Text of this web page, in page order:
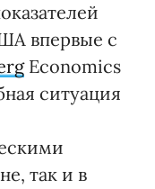
впервые с
Economics
ситуация
так и в